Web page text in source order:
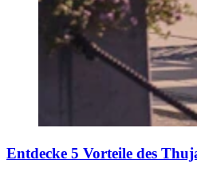
Entdecke 5 Vorteile des